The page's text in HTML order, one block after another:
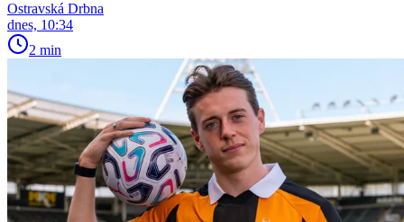
Ostravská Drbna
dnes, 10:34
2 min